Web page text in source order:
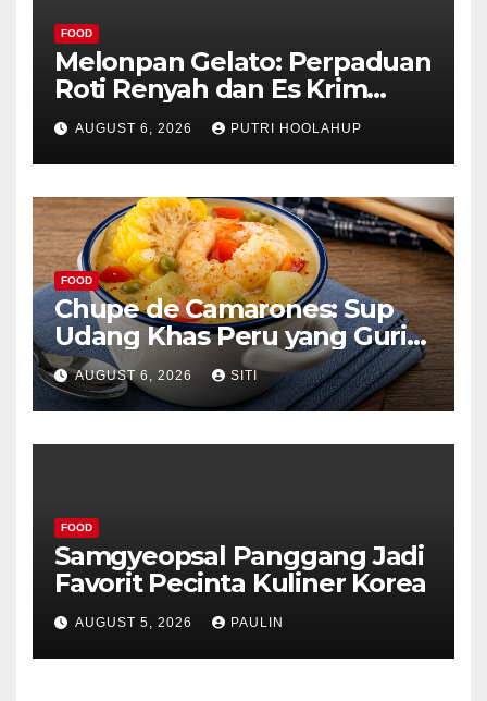
FOOD
Melonpan Gelato: Perpaduan
Roti Renyah dan Es Krim
Lembut yang Menggoda
AUGUST 6, 2026 PUTRI HOOLAHUP
FOOD
Chupe de Camarones: Sup
Udang Khas Peru yang Gurih
Lezat
AUGUST 6, 2026 SITI
FOOD
Samgyeopsal Panggang Jadi
Favorit Pecinta Kuliner Korea
AUGUST 5, 2026 PAULIN